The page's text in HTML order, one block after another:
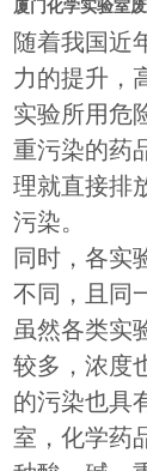
厦门化学实验室
随着我国近
力的提升，
实验所用危
重污染的药
理就直接排
污染。
同时，各实
不同，且同
虽然各类实
较多，浓度
的污染也具
室，化学药